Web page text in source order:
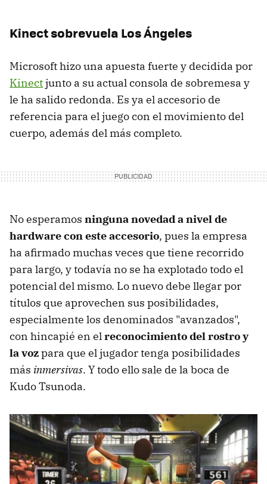
Kinect sobrevuela Los Ángeles
Microsoft hizo una apuesta fuerte y decidida por
Kinectjunto a su actual consola de sobremesa y
le ha salido redonda. Es ya el accesorio de
referencia para el juego con el movimiento del
cuerpo, además del más completo.
No esperamos ninguna novedad a nivel de
hardware con este accesorio, pues la empresa
ha afirmado muchas veces que tiene recorrido
para largo, y todavía no se ha explotado todo el
potencial del mismo. Lo nuevo debe llegar por
títulos que aprovechen sus posibilidades,
especialmente los denominados "avanzados",
con hincapié en elreconocimiento del rostro y
la vozpara que el jugador tenga posibilidades
más inmersivas. Y todo ello sale de la boca de
Kudo Tsunoda.